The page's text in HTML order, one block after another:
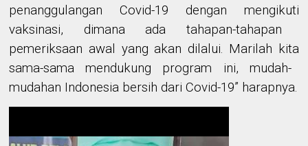
penanggulangan Covid-19 dengan mengikuti
vaksinasi, dimana ada tahapan-tahapan
pemeriksaan awal yang akan dilalui. Mari lah kita
sama-sama mendukung program ini, mudah-
mudahan Indonesia bersih dari Covid-19” harapnya.